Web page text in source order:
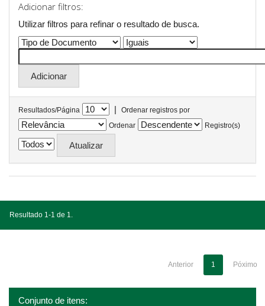
Adicionar filtros:
Utilizar filtros para refinar o resultado de busca.
Resultados/Página |
Ordenar registros por
Ordenar
Registro(s)
Resultado 1-1 de 1.
Anterior 1 Póximo
Conjunto de itens: